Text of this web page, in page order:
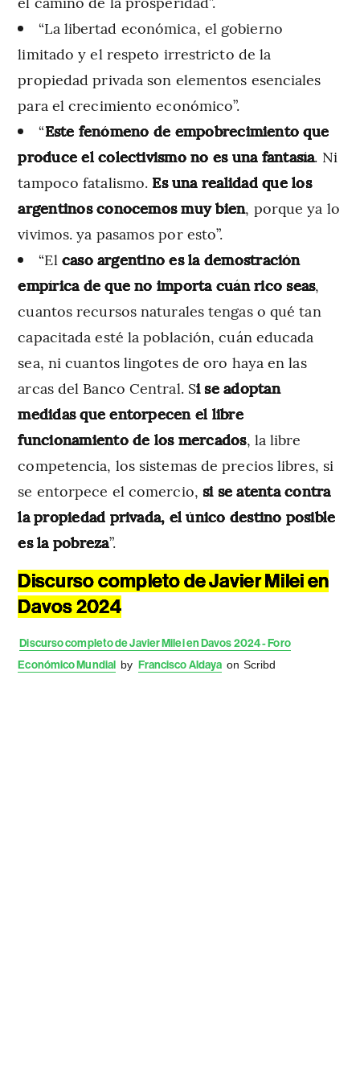
“La libertad económica, el gobierno
limitado y el respeto irrestricto de la
propiedad privada son elementos esenciales
para el crecimiento económico”.
“Este fenómeno de empobrecimiento que
produce el colectivismo no es una fantasía. Ni
tampoco fatalismo. Es una realidad que los
argentinos conocemos muy bien, porque ya lo
vivimos. ya pasamos por esto”.
“El caso argentino es la demostración
empírica de que no importa cuán rico seas,
cuantos recursos naturales tengas o qué tan
capacitada esté la población, cuán educada
sea, ni cuantos lingotes de oro haya en las
arcas del Banco Central. Si se adoptan
medidas que entorpecen el libre
funcionamiento de los mercados, la libre
competencia, los sistemas de precios libres, si
se entorpece el comercio, si se atenta contra
la propiedad privada, el único destino posible
es la pobreza”.
Discurso completo de Javier Milei en
Davos 2024
Discurso completo de Javier Milei en Davos 2024 - Foro
Económico Mundial by Francisco Aldaya on Scribd